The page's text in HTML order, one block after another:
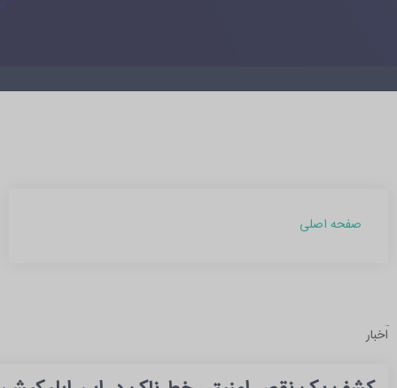
صفحه اصلی
آرشیو مطالب
بهمن 1403 (1)
اخبار